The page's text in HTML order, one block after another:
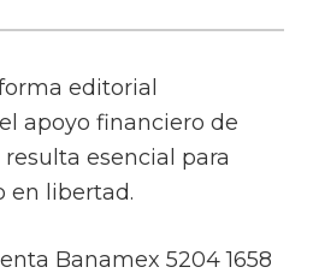
editorial
apoyo financiero de
esencial para
en libertad.
Banamex 5204 1658